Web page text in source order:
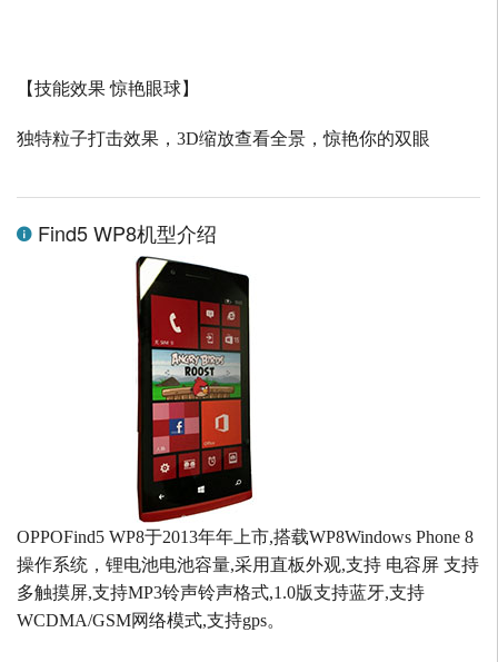
【技能效果 惊艳眼球】
独特粒子打击效果， 3D缩放查看全景，惊艳你的双眼
Find5 WP8机型介绍
OPPOFind5 WP8于2013年年上市,搭载WP8Windows Phone 8
操作系统，锂电池电池容量,采用直板外观,支持 电容屏 支持
多触摸屏,支持MP3铃声铃声格式,1.0版支持蓝牙,支持
WCDMA/GSM网络模式,支持gps。